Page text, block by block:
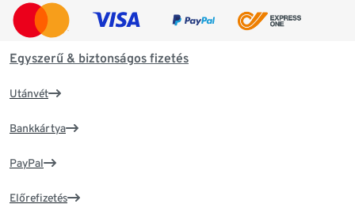
Egyszerű & biztonságos fizetés
Utánvét
Bankkártya
PayPal
Előrefizetés